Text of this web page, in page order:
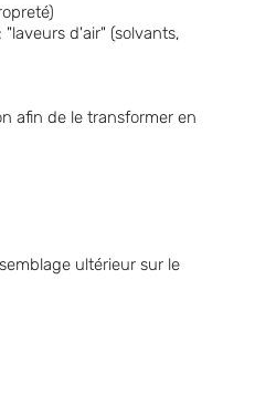
d'air" (solvants,
afin de le transformer en
ultérieur sur le